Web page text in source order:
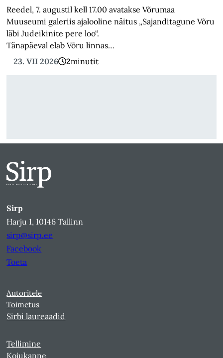
Reedel, 7. augustil kell 17.00 avatakse Võrumaa
Muuseumi galeriis ajalooline näitus „Sajanditagune Võru
läbi Judeikinite pere loo“.
Tänapäeval elab Võru linnas…
23. VII 2026
2minutit
Sirp
Harju 1, 10146 Tallinn
sirp@sirp.ee
Facebook
Toeta
Autoritele
Toimetus
Sirbi laureaadid
Tellimine
Kojukanne